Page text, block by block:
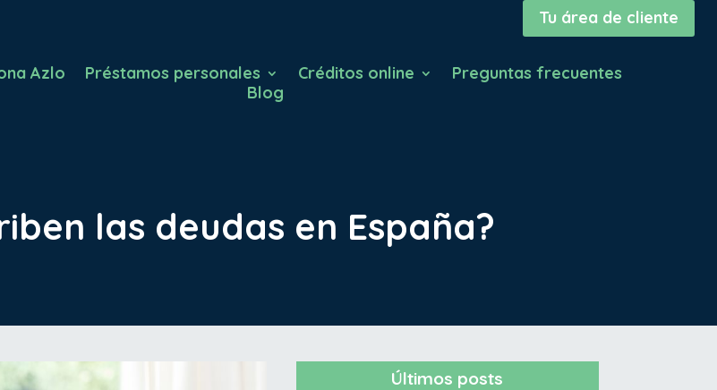
Tu área de cliente
Azlo Préstamos personales Créditos online
Preguntas frecuentes
Blog
las deudas en España?
Últimos posts